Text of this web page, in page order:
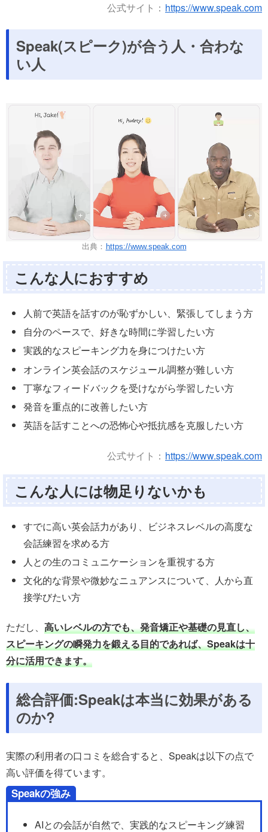
公式サイト： https://www.speak.com
Speak(スピーク)が合う人・合わな
い人
出典： https://www.speak.com
こんな人におすすめ
人前で英語を話すのが恥ずかしい、緊張してしまう方
自分のペースで、好きな時間に学習したい方
実践的なスピーキング力を身につけたい方
オンライン英会話のスケジュール調整が難しい方
丁寧なフィードバックを受けながら学習したい方
発音を重点的に改善したい方
英語を話すことへの恐怖心や抵抗感を克服したい方
公式サイト： https://www.speak.com
こんな人には物足りないかも
すでに高い英会話力があり、ビジネスレベルの高度な
会話練習を求める方
人との生のコミュニケーションを重視する方
文化的な背景や微妙なニュアンスについて、人から直
接学びたい方
ただし、 高いレベルの方でも、発音矯正や基礎の見直し、
スピーキングの瞬発力を鍛える目的であれば、Speakは十
分に活用できます。
総合評価:Speakは本当に効果がある
のか?
実際の利用者の口コミを総合すると、Speakは以下の点で
高い評価を得ています。
Speakの強み
AIとの会話が自然で、実践的なスピーキング練習